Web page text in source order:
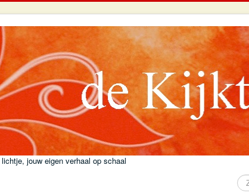
jouw eigen verhaal op schaal